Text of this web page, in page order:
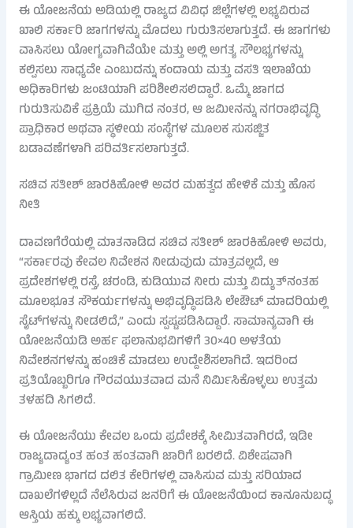
ಈ ಯೋಜನೆಯ ಅಡಿಯಲ್ಲಿ ರಾಜ್ಯದ ವಿವಿಧ ಜಿಲ್ಲೆಗಳಲ್ಲಿ ಲಭ್ಯವಿರುವ
ಖಾಲಿ ಸರ್ಕಾರಿ ಜಾಗಗಳನ್ನು ಮೊದಲು ಗುರುತಿಸಲಾಗುತ್ತದೆ. ಈ ಜಾಗಗಳು
ವಾಸಿಸಲು ಯೋಗ್ಯವಾಗಿವೆಯೇ ಮತ್ತು ಅಲ್ಲಿ ಅಗತ್ಯ ಸೌಲಭ್ಯಗಳನ್ನು
ಕಲ್ಪಿಸಲು ಸಾಧ್ಯವೇ ಎಂಬುದನ್ನು ಕಂದಾಯ ಮತ್ತು ವಸತಿ ಇಲಾಖೆಯ
ಅಧಿಕಾರಿಗಳು ಜಂಟಿಯಾಗಿ ಪರಿಶೀಲಿಸಲಿದ್ದಾರೆ. ಒಮ್ಮೆ ಜಾಗದ
ಗುರುತಿಸುವಿಕೆ ಪ್ರಕ್ರಿಯೆ ಮುಗಿದ ನಂತರ, ಆ ಜಮೀನನ್ನು ನಗರಾಭಿವೃದ್ಧಿ
ಪ್ರಾಧಿಕಾರ ಅಥವಾ ಸ್ಥಳೀಯ ಸಂಸ್ಥೆಗಳ ಮೂಲಕ ಸುಸಜ್ಜಿತ
ಬಡಾವಣೆಗಳಾಗಿ ಪರಿವರ್ತಿಸಲಾಗುತ್ತದೆ.
ಸಚಿವ ಸತೀಶ್ ಜಾರಕಿಹೋಳಿ ಅವರ ಮಹತ್ವದ ಹೇಳಿಕೆ ಮತ್ತು ಹೊಸ
ನೀತಿ
ದಾವಣಗೆರೆಯಲ್ಲಿ ಮಾತನಾಡಿದ ಸಚಿವ ಸತೀಶ್ ಜಾರಕಿಹೋಳಿ ಅವರು,
“ಸರ್ಕಾರವು ಕೇವಲ ನಿವೇಶನ ನೀಡುವುದು ಮಾತ್ರವಲ್ಲದೆ, ಆ
ಪ್ರದೇಶಗಳಲ್ಲಿ ರಸ್ತೆ, ಚರಂಡಿ, ಕುಡಿಯುವ ನೀರು ಮತ್ತು ವಿದ್ಯುತ್‌ನಂತಹ
ಮೂಲಭೂತ ಸೌಕರ್ಯಗಳನ್ನು ಅಭಿವೃದ್ಧಿಪಡಿಸಿ ಲೇಔಟ್ ಮಾದರಿಯಲ್ಲಿ
ಸೈಟ್‌ಗಳನ್ನು ನೀಡಲಿದೆ,” ಎಂದು ಸ್ಪಷ್ಟಪಡಿಸಿದ್ದಾರೆ. ಸಾಮಾನ್ಯವಾಗಿ ಈ
ಯೋಜನೆಯಡಿ ಅರ್ಹ ಫಲಾನುಭವಿಗಳಿಗೆ 30×40 ಅಳತೆಯ
ನಿವೇಶನಗಳನ್ನು ಹಂಚಿಕೆ ಮಾಡಲು ಉದ್ದೇಶಿಸಲಾಗಿದೆ. ಇದರಿಂದ
ಪ್ರತಿಯೊಬ್ಬರಿಗೂ ಗೌರವಯುತವಾದ ಮನೆ ನಿರ್ಮಿಸಿಕೊಳ್ಳಲು ಉತ್ತಮ
ತಳಹದಿ ಸಿಗಲಿದೆ.
ಈ ಯೋಜನೆಯು ಕೇವಲ ಒಂದು ಪ್ರದೇಶಕ್ಕೆ ಸೀಮಿತವಾಗಿರದೆ, ಇಡೀ
ರಾಜ್ಯದಾದ್ಯಂತ ಹಂತ ಹಂತವಾಗಿ ಜಾರಿಗೆ ಬರಲಿದೆ. ವಿಶೇಷವಾಗಿ
ಗ್ರಾಮೀಣ ಭಾಗದ ದಲಿತ ಕೇರಿಗಳಲ್ಲಿ ವಾಸಿಸುವ ಮತ್ತು ಸರಿಯಾದ
ದಾಖಲೆಗಳಿಲ್ಲದೆ ನೆಲೆಸಿರುವ ಜನರಿಗೆ ಈ ಯೋಜನೆಯಿಂದ ಕಾನೂನುಬದ್ಧ
ಆಸ್ತಿಯ ಹಕ್ಕು ಲಭ್ಯವಾಗಲಿದೆ.